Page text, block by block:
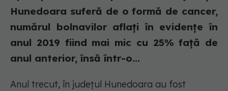
Hunedoara suferă de o formă de cancer,
numărul bolnavilor aflaţi în evidenţe în
anul 2019 fiind mai mic cu 25% faţă de
anul anterior, însă într-o...
Anul trecut, în judeţul Hunedoara au fost